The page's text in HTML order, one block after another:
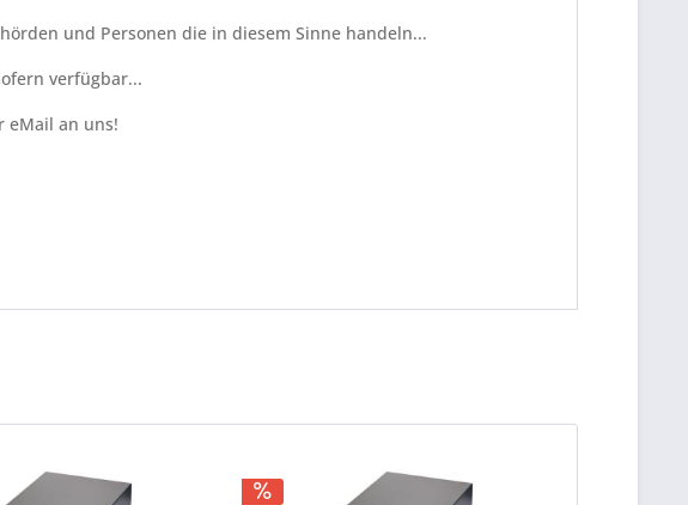
und Personen die in diesem Sinne handeln...
verfügbar...
eMail an uns!